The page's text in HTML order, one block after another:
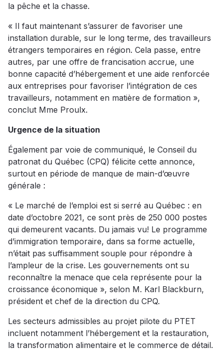
la pêche et la chasse.
« Il faut maintenant s’assurer de favoriser une
installation durable, sur le long terme, des travailleurs
étrangers temporaires en région. Cela passe, entre
autres, par une offre de francisation accrue, une
bonne capacité d’hébergement et une aide renforcée
aux entreprises pour favoriser l’intégration de ces
travailleurs, notamment en matière de formation »,
conclut Mme Proulx.
Urgence de la situation
Également par voie de communiqué, le Conseil du
patronat du Québec (CPQ) félicite cette annonce,
surtout en période de manque de main-d’œuvre
générale :
« Le marché de l’emploi est si serré au Québec : en
date d’octobre 2021, ce sont près de 250 000 postes
qui demeurent vacants. Du jamais vu! Le programme
d’immigration temporaire, dans sa forme actuelle,
n’était pas suffisamment souple pour répondre à
l’ampleur de la crise. Les gouvernements ont su
reconnaître la menace que cela représente pour la
croissance économique », selon M. Karl Blackburn,
président et chef de la direction du CPQ.
Les secteurs admissibles au projet pilote du PTET
incluent notamment l’hébergement et la restauration,
la transformation alimentaire et le commerce de détail.